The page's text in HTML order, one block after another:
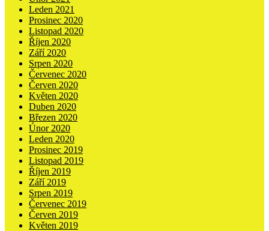
Leden 2021
Prosinec 2020
Listopad 2020
Říjen 2020
Září 2020
Srpen 2020
Červenec 2020
Červen 2020
Květen 2020
Duben 2020
Březen 2020
Únor 2020
Leden 2020
Prosinec 2019
Listopad 2019
Říjen 2019
Září 2019
Srpen 2019
Červenec 2019
Červen 2019
Květen 2019